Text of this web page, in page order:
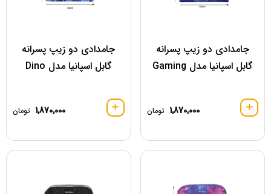
جامدادی دو زیپ پسرانه
گابل اسپانیا مدل Gaming
1,870,000 تومان
جامدادی دو زیپ پسرانه
گابل اسپانیا مدل Dino
1,870,000 تومان